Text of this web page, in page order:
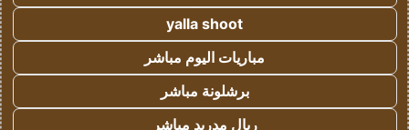
yalla shoot
مباريات اليوم مباشر
برشلونة مباشر
ريال مدريد مباشر